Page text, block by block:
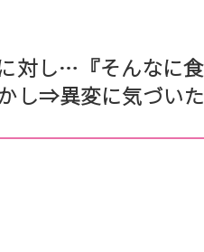
対し…『そんなに
し⇒異変に気づい